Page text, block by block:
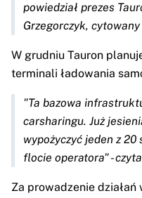
powiedział prezes
Grzegorczyk,
W grudniu Tauron
terminali ładowania
"Ta bazowa
carsharingu. Już
wypożyczyć jeden z
flocie operatora" -
Za prowadzenie